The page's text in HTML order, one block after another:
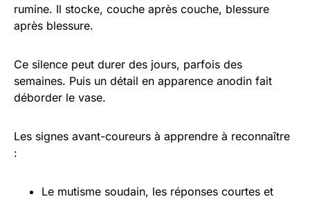
rumine. Il stocke, couche après couche, blessure
après blessure.
Ce silence peut durer des jours, parfois des
semaines. Puis un détail en apparence anodin fait
déborder le vase.
Les signes avant-coureurs à apprendre à reconnaître
:
Le mutisme soudain, les réponses courtes et